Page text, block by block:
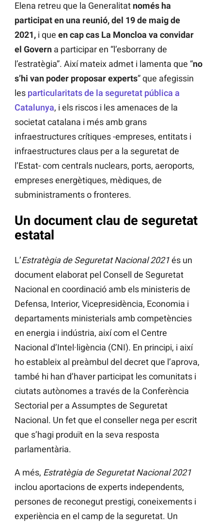
Elena retreu que la Generalitat només ha
participat en una reunió, del 19 de maig de
2021, i que en cap cas La Moncloa va convidar
el Govern a participar en “l’esborrany de
l’estratègia”. Així mateix admet i lamenta que “no
s’hi van poder proposar experts” que afegissin
les particularitats de la seguretat pública a
Catalunya, i els riscos i les amenaces de la
societat catalana i més amb grans
infraestructures crítiques -empreses, entitats i
infraestructures claus per a la seguretat de
l’Estat- com centrals nuclears, ports, aeroports,
empreses energètiques, mèdiques, de
subministraments o fronteres.
Un document clau de seguretat
estatal
L’Estratègia de Seguretat Nacional 2021és un
document elaborat pel Consell de Seguretat
Nacional en coordinació amb els ministeris de
Defensa, Interior, Vicepresidència, Economia i
departaments ministerials amb competències
en energia i indústria, així com el Centre
Nacional d’Intel·ligència (CNI). En principi, i així
ho estableix al preàmbul del decret que l’aprova,
també hi han d’haver participat les comunitats i
ciutats autònomes a través de la Conferència
Sectorial per a Assumptes de Seguretat
Nacional. Un fet que el conseller nega per escrit
que s’hagi produït en la seva resposta
parlamentària.
A més, Estratègia de Seguretat Nacional 2021
inclou aportacions de experts independents,
persones de reconegut prestigi, coneixements i
experiència en el camp de la seguretat. Un